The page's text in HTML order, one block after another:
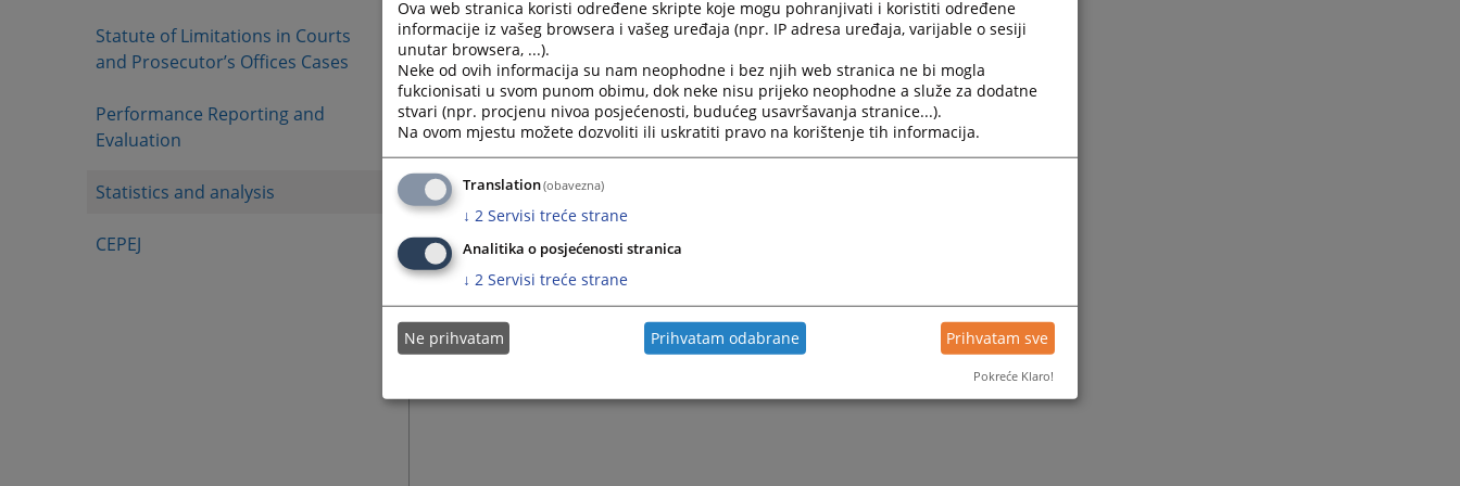
Statute of Limitations in Courts
and Prosecutor’s Offices Cases
Performance Reporting and
Evaluation
Statistics and analysis
CEPEJ
Ova web stranica koristi određene skripte koje mogu pohranjivati i koristiti određene
informacije iz vašeg browsera i vašeg uređaja (npr. IP adresa uređaja, varijable o sesiji
unutar browsera, ...).
Neke od ovih informacija su nam neophodne i bez njih web stranica ne bi mogla
fukcionisati u svom punom obimu, dok neke nisu prijeko neophodne a služe za dodatne
stvari (npr. procjenu nivoa posjećenosti, budućeg usavršavanja stranice...).
Na ovom mjestu možete dozvoliti ili uskratiti pravo na korištenje tih informacija.
Translation(obavezna)
↓ 2 Servisi treće strane
Analitika o posjećenosti stranica
↓ 2 Servisi treće strane
Ne prihvatam Prihvatam odabrane Prihvatam sve
Pokreće Klaro!